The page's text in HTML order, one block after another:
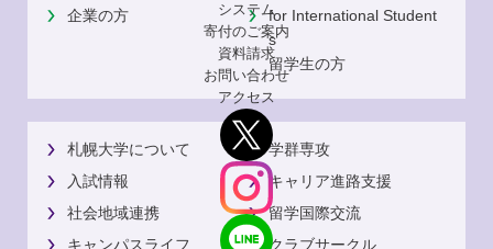
システム
寄付のご案内
資料請求
お問い合わせ
アクセス
企業の方
for International Student
s
留学生の方
札幌大学について
学群専攻
入試情報
キャリア進路支援
社会地域連携
留学国際交流
キャンパスライフ
クラブサークル